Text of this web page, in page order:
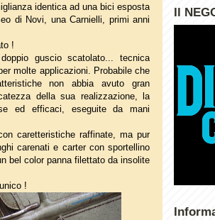
identica ad una bici esposta
di Novi, una Carnielli, primi anni
!
guscio scatolato... tecnica
molte applicazioni. Probabile che
non abbia avuto gran
della sua realizzazione, la
ed efficaci, eseguite da mani
caretteristiche raffinate, ma pur
carenati e carter con sportellino
bel color panna filettato da insolite
!
Il